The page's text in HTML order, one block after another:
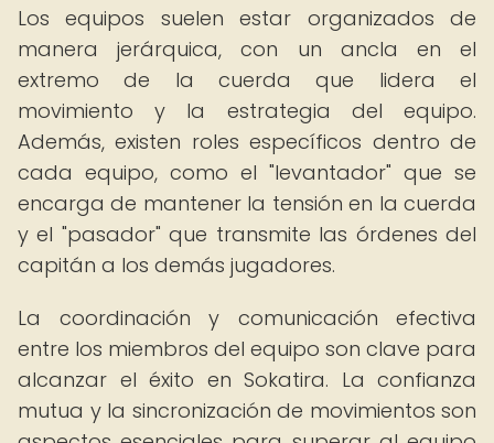
Los equipos suelen estar organizados de
manera jerárquica, con un ancla en el
extremo de la cuerda que lidera el
movimiento y la estrategia del equipo.
Además, existen roles específicos dentro de
cada equipo, como el "levantador" que se
encarga de mantener la tensión en la cuerda
y el "pasador" que transmite las órdenes del
capitán a los demás jugadores.
La coordinación y comunicación efectiva
entre los miembros del equipo son clave para
alcanzar el éxito en Sokatira. La confianza
mutua y la sincronización de movimientos son